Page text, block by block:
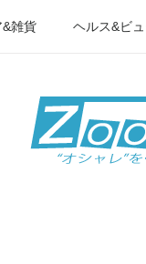
雑貨 ヘルス&ビ